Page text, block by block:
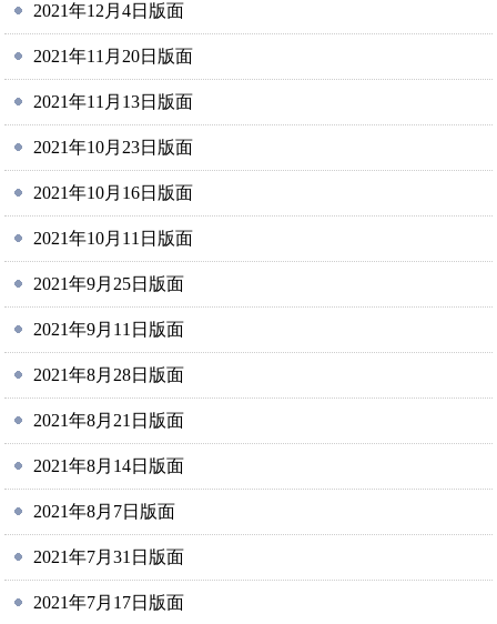
2021年12月4日版面
2021年11月20日版面
2021年11月13日版面
2021年10月23日版面
2021年10月16日版面
2021年10月11日版面
2021年9月25日版面
2021年9月11日版面
2021年8月28日版面
2021年8月21日版面
2021年8月14日版面
2021年8月7日版面
2021年7月31日版面
2021年7月17日版面